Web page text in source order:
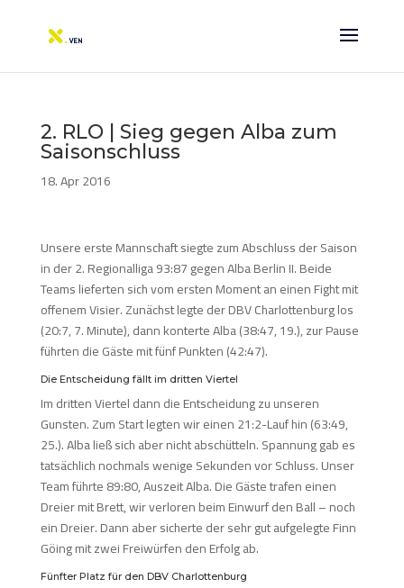
2. RLO | Sieg gegen Alba zum
Saisonschluss
18. Apr 2016
Unsere erste Mannschaft siegte zum Abschluss der Saison
in der 2. Regionalliga 93:87 gegen Alba Berlin II. Beide
Teams lieferten sich vom ersten Moment an einen Fight mit
offenem Visier. Zunächst legte der DBV Charlottenburg los
(20:7, 7. Minute), dann konterte Alba (38:47, 19.), zur Pause
führten die Gäste mit fünf Punkten (42:47).
Die Entscheidung fällt im dritten Viertel
Im dritten Viertel dann die Entscheidung zu unseren
Gunsten. Zum Start legten wir einen 21:2-Lauf hin (63:49,
25.). Alba ließ sich aber nicht abschütteln. Spannung gab es
tatsächlich nochmals wenige Sekunden vor Schluss. Unser
Team führte 89:80, Auszeit Alba. Die Gäste trafen einen
Dreier mit Brett, wir verloren beim Einwurf den Ball – noch
ein Dreier. Dann aber sicherte der sehr gut aufgelegte Finn
Göing mit zwei Freiwürfen den Erfolg ab.
Fünfter Platz für den DBV Charlottenburg